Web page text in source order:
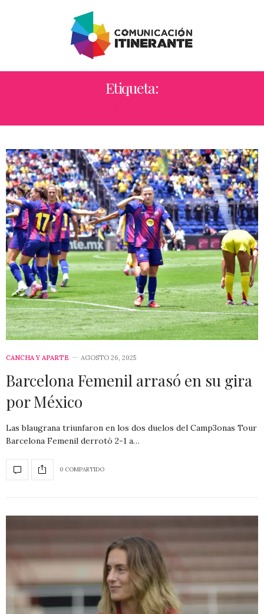
Etiqueta:
CANCHA Y APARTE AGOSTO 26, 2025
Barcelona Femenil arrasó en su gira
por México
Las blaugrana triunfaron en los dos duelos del Camp3onas Tour
Barcelona Femenil derrotó 2-1 a…
0 COMPARTIDO